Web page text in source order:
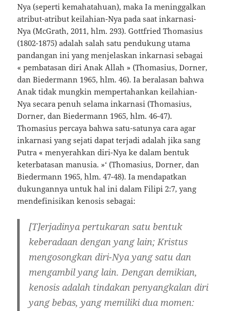
Nya (seperti kemahatahuan), maka Ia meninggalkan
atribut-atribut keilahian-Nya pada saat inkarnasi-
Nya (McGrath, 2011, hlm. 293). Gottfried Thomasius
(1802-1875) adalah salah satu pendukung utama
pandangan ini yang menjelaskan inkarnasi sebagai
« pembatasan diri Anak Allah » (Thomasius, Dorner,
dan Biedermann 1965, hlm. 46). Ia beralasan bahwa
Anak tidak mungkin mempertahankan keilahian-
Nya secara penuh selama inkarnasi (Thomasius,
Dorner, dan Biedermann 1965, hlm. 46-47).
Thomasius percaya bahwa satu-satunya cara agar
inkarnasi yang sejati dapat terjadi adalah jika sang
Putra « menyerahkan diri-Nya ke dalam bentuk
keterbatasan manusia. »‘ (Thomasius, Dorner, dan
Biedermann 1965, hlm. 47-48). Ia mendapatkan
dukungannya untuk hal ini dalam Filipi 2:7, yang
mendefinisikan kenosis sebagai:
[T]erjadinya pertukaran satu bentuk
keberadaan dengan yang lain; Kristus
mengosongkan diri-Nya yang satu dan
mengambil yang lain. Dengan demikian,
kenosis adalah tindakan penyangkalan diri
yang bebas, yang memiliki dua momen: